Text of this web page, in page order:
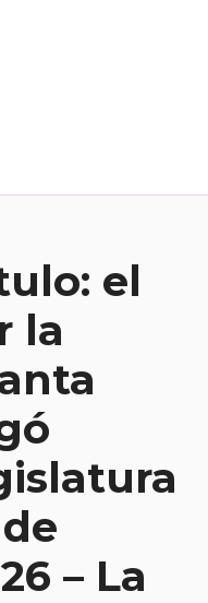
el
la
– La